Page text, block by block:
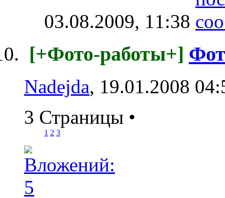
03.08.2009, 11:38
[+Фото-работы+]
Nadejda, 19.01.2008
3 Страницы •
1 2 3